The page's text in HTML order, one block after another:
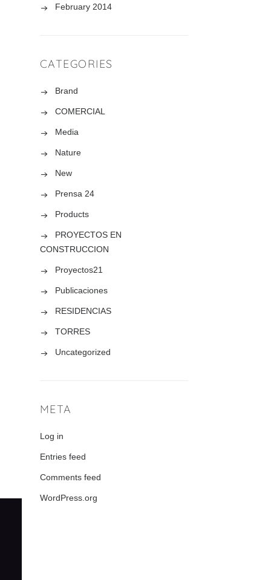
February 2014
CATEGORIES
Brand
COMERCIAL
Media
Nature
New
Prensa 24
Products
PROYECTOS EN
CONSTRUCCION
Proyectos21
Publicaciones
RESIDENCIAS
TORRES
Uncategorized
META
Log in
Entries feed
Comments feed
WordPress.org